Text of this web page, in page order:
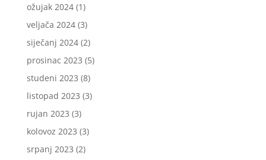
ožujak 2024(1)
veljača 2024(3)
siječanj 2024(2)
prosinac 2023 (5)
studeni 2023 (8)
listopad 2023 (3)
rujan 2023 (3)
kolovoz 2023 (3)
srpanj 2023 (2)